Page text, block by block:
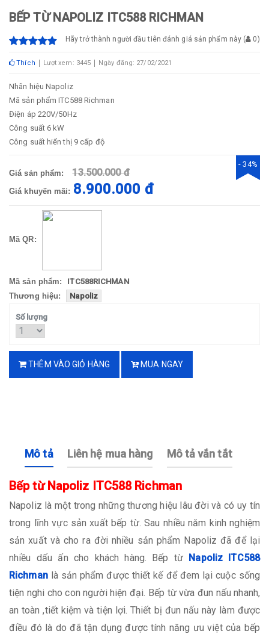
BẾP TỪ NAPOLIZ ITC588 RICHMAN
Hãy trở thành người đầu tiên đánh giá sản phẩm này ( 0)
Thích Lượt xem: 3445 Ngày đăng: 27/02/2021
Nhãn hiệu Napoliz
Mã sản phẩm ITC588 Richman
Điện áp 220V/50Hz
Công suất 6 kW
Công suất hiển thị 9 cấp độ
Giá sản phẩm: 13.500.000 đ
Giá khuyến mãi: 8.900.000 đ
- 34%
Mã QR:
Mã sản phẩm:
ITC588RICHMAN
Thương hiệu:
Napoliz
Số lượng
THÊM VÀO GIỎ HÀNG MUA NGAY
Mô tả Liên hệ mua hàng Mô tả vắn tắt
Bếp từ Napoliz ITC588 Richman
Napoliz là một trong những thương hiệu lâu đời và có uy tín
trong lĩnh vực sản xuất bếp từ. Sau nhiều năm kinh nghiệm
sản xuất và cho ra đời nhiều sản phẩm Napoliz đã để lại
nhiều dấu ấn cho khách hàng. Bếp từ Napoliz ITC588
Richman là sản phẩm được thiết kế để đem lại cuộc sống
tiện nghi cho con người hiện đại. Bếp từ vừa đun nấu nhanh,
an toàn ,tiết kiệm và tiện lợi. Thiết bị đun nấu này làm được
điều đó là do đã tận dụng được tính năng ưu việt của bếp